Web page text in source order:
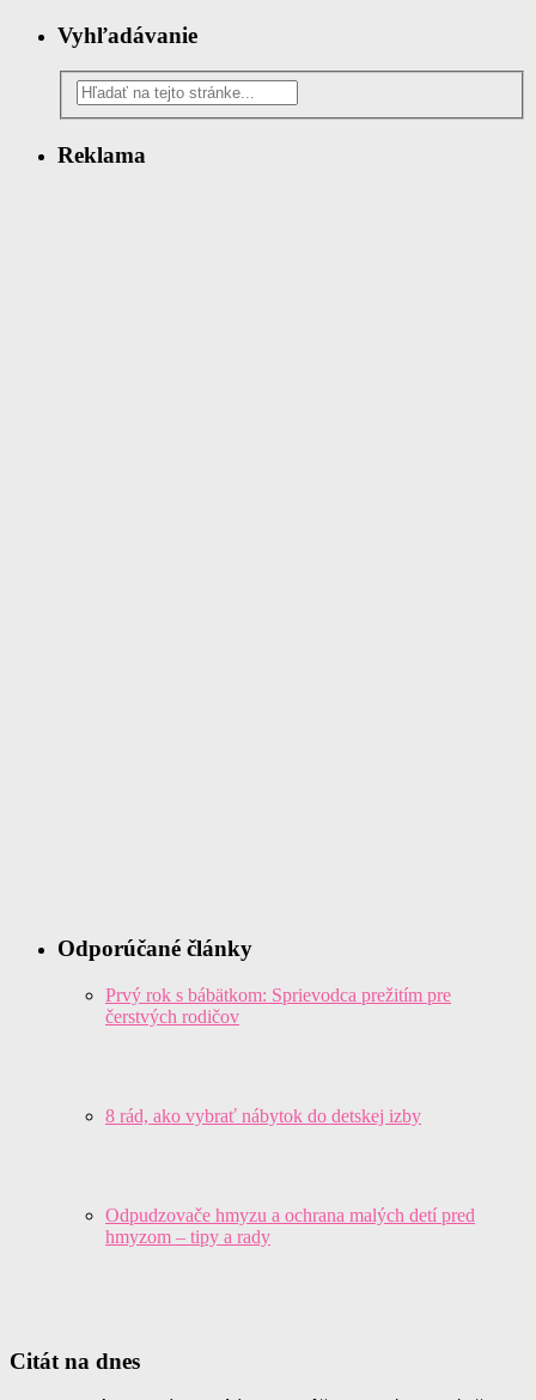
Vyhľadávanie
Reklama
Odporúčané články
Prvý rok s bábätkom: Sprievodca prežitím pre
čerstvých rodičov
8 rád, ako vybrať nábytok do detskej izby
Odpudzovače hmyzu a ochrana malých detí pred
hmyzom – tipy a rady
Citát na dnes